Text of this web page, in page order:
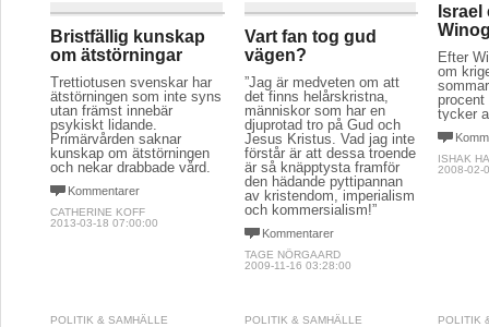
Bristfällig kunskap
om ätstörningar
Trettiotusen svenskar har
ätstörningen som inte syns
utan främst innebär
psykiskt lidande.
Primärvården saknar
kunskap om ätstörningen
och nekar drabbade vård.
Kommentarer
CATHERINE KOFF
2013-03-18 07:00:00
Vart fan tog gud
vägen?
”Jag är medveten om att
det finns helårskristna,
människor som har en
djuprotad tro på Gud och
Jesus Kristus. Vad jag inte
förstår är att dessa troende
är så knäpptysta framför
den hädande pyttipannan
av kristendom, imperialism
och kommersialism!”
Kommentarer
TAGE NÖRGAARD
2009-11-16 03:28:00
Israel
Efter
om
procent
tycker
ISHAK
2008-02-
POLITIK & SAMHÄLLE POLITIK & SAMHÄLLE POLITIK